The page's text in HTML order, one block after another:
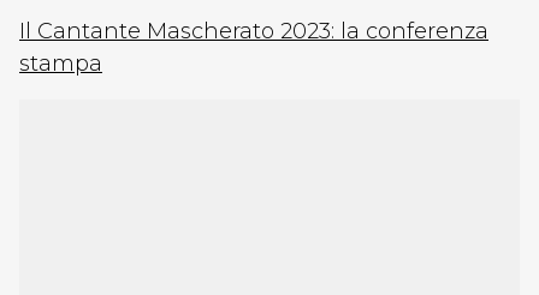
Il Cantante Mascherato 2023: la conferenza
stampa